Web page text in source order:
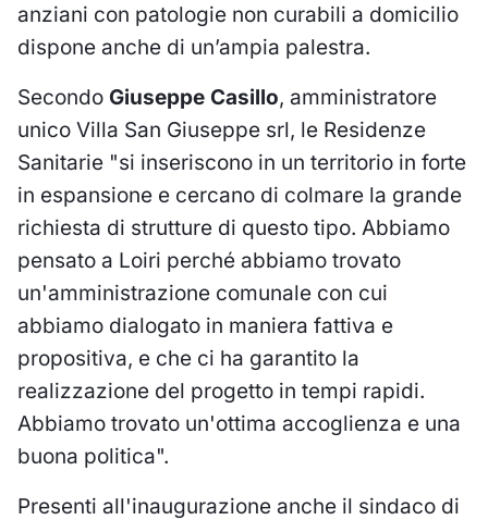
anziani con patologie non curabili a domicilio
dispone anche di un’ampia palestra.
Secondo Giuseppe Casillo, amministratore
unico Villa San Giuseppe srl, le Residenze
Sanitarie "si inseriscono in un territorio in forte
in espansione e cercano di colmare la grande
richiesta di strutture di questo tipo. Abbiamo
pensato a Loiri perché abbiamo trovato
un'amministrazione comunale con cui
abbiamo dialogato in maniera fattiva e
propositiva, e che ci ha garantito la
realizzazione del progetto in tempi rapidi.
Abbiamo trovato un'ottima accoglienza e una
buona politica".
Presenti all'inaugurazione anche il sindaco di